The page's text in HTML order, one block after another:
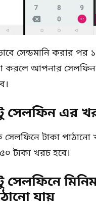
সেন্ডমানি করার পর
করলে আপনার সেলফিন
সেলফিন এর
সেলফিনে টাকা পাঠানো
টাকা খরচ হবে।
সেলফিনে
যায়